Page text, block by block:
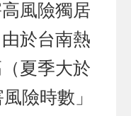
風險獨居
於台南熱
夏季大於
險時數」